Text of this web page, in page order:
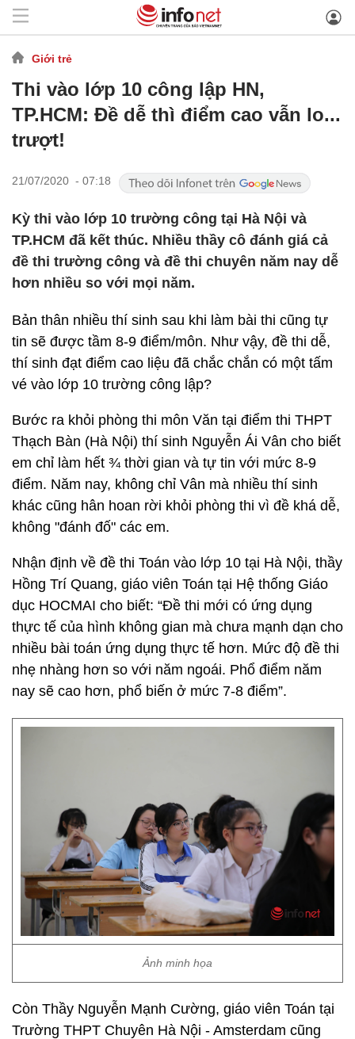
Giới trẻ
Thi vào lớp 10 công lập HN,
TP.HCM: Đề dễ thì điểm cao vẫn lo...
trượt!
21/07/2020 - 07:18
Kỳ thi vào lớp 10 trường công tại Hà Nội và
TP.HCM đã kết thúc. Nhiều thầy cô đánh giá cả
đề thi trường công và đề thi chuyên năm nay dễ
hơn nhiều so với mọi năm.
Bản thân nhiều thí sinh sau khi làm bài thi cũng tự
tin sẽ được tầm 8-9 điểm/môn. Như vậy, đề thi dễ,
thí sinh đạt điểm cao liệu đã chắc chắn có một tấm
vé vào lớp 10 trường công lập?
Bước ra khỏi phòng thi môn Văn tại điểm thi THPT
Thạch Bàn (Hà Nội) thí sinh Nguyễn Ái Vân cho biết
em chỉ làm hết ¾ thời gian và tự tin với mức 8-9
điểm. Năm nay, không chỉ Vân mà nhiều thí sinh
khác cũng hân hoan rời khỏi phòng thi vì đề khá dễ,
không "đánh đố" các em.
Nhận định về đề thi Toán vào lớp 10 tại Hà Nội, thầy
Hồng Trí Quang, giáo viên Toán tại Hệ thống Giáo
dục HOCMAI cho biết: “Đề thi mới có ứng dụng
thực tế của hình không gian mà chưa mạnh dạn cho
nhiều bài toán ứng dụng thực tế hơn. Mức độ đề thi
nhẹ nhàng hơn so với năm ngoái. Phổ điểm năm
nay sẽ cao hơn, phổ biến ở mức 7-8 điểm”.
Ảnh minh họa
Còn Thầy Nguyễn Mạnh Cường, giáo viên Toán tại
Trường THPT Chuyên Hà Nội - Amsterdam cũng